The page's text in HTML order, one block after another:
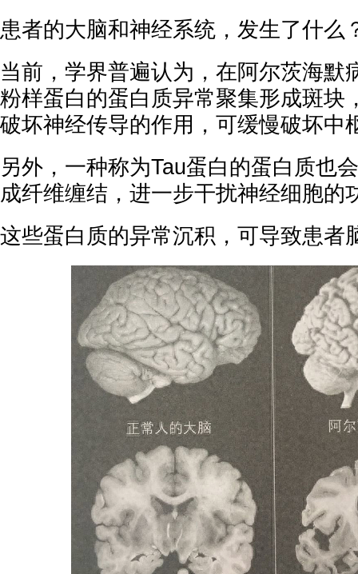
患者的大脑和神经系统，发生了什么
当前，学界普遍认为，在阿尔茨海默
粉样蛋白的蛋白质异常聚集形成斑块
破坏神经传导的作用，可缓慢破坏中
另外，一种称为Tau蛋白的蛋白质也
成纤维缠结，进一步干扰神经细胞的
这些蛋白质的异常沉积，可导致患者